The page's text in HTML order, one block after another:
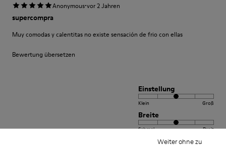
Weiter ohne zu
Anonymous·vor 2 Jahren
supercompra
Muy comodas y calentitas no existe sensación de frio con ellas
Bewertung übersetzen
Einstellung
Klein Groß
Breite
Schmal Breit